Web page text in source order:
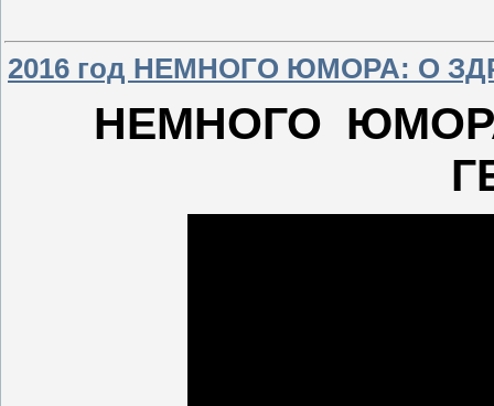
2016 год НЕМНОГО ЮМОРА: О
НЕМНОГО